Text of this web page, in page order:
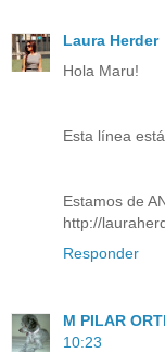
Laura Herder
Hola Maru!
Esta línea
Estamos de
http://
Responder
M PILAR
10:23